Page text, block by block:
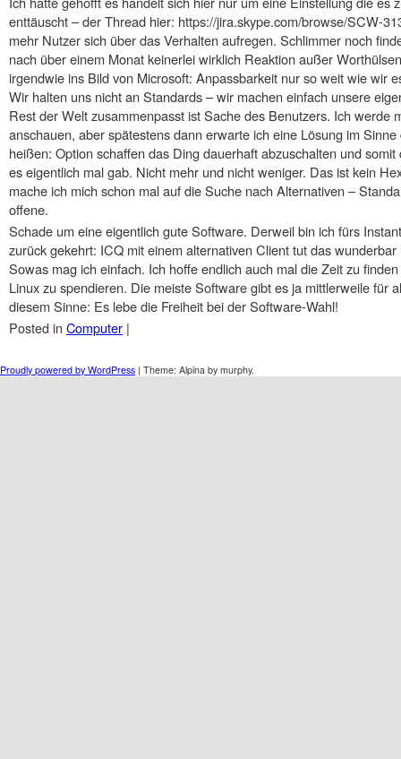
enttäuscht – der Thread hier: https://jira.skype.com/browse/SCW-
mehr Nutzer sich über das Verhalten aufregen. Schlimmer noch
nach über einem Monat keinerlei wirklich Reaktion außer
irgendwie ins Bild von Microsoft: Anpassbarkeit nur so weit wie wir
Wir halten uns nicht an Standards – wir machen einfach unsere
Rest der Welt zusammenpasst ist Sache des Benutzers. Ich werde
anschauen, aber spätestens dann erwarte ich eine Lösung im
heißen: Option schaffen das Ding dauerhaft abzuschalten und
es eigentlich mal gab. Nicht mehr und nicht weniger. Das ist kein
mache ich mich schon mal auf die Suche nach Alternativen –
offene.
Schade um eine eigentlich gute Software. Derweil bin ich fürs
zurück gekehrt: ICQ mit einem alternativen Client tut das
Sowas mag ich einfach. Ich hoffe endlich auch mal die Zeit zu
Linux zu spendieren. Die meiste Software gibt es ja mittlerweile für
diesem Sinne: Es lebe die Freiheit bei der Software-Wahl!
Posted in Computer |
Proudly powered by WordPress | Theme: Alpina by murphy.